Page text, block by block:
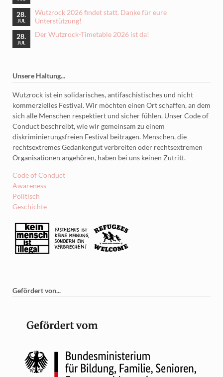
28.
JUL
Wutzrock 2026 findet statt. Danke für eure
Unterstützung!
28.
JUL
Der Wutzrock-Timetable 2026 ist da!
Unsere Haltung...
Wutzrock ist ein solidarisches, antifaschistisches und nicht
kommerzielles Festival. Wir möchten einen Ort schaffen, an dem
sich alle Menschen respektiert und sicher fühlen. Unser Code of
Conduct beschreibt, wie wir gemeinsam zu einem
diskriminierungsfreien Festival beitragen. Menschen, die
rechtsextremes Gedankengut verbreiten oder rechtsextremen
Organisationen angehören, haben bei uns keinen Zutritt.
Code of Conduct
Awareness
Politisch
Geschichte
Gefördert von...